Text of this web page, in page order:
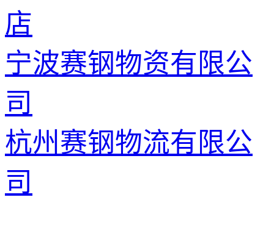
店
宁波赛钢物资有限公
司
杭州赛钢物流有限公
司